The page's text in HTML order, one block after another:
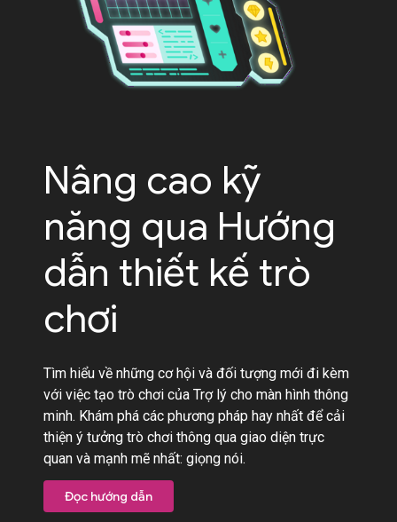
Nâng cao kỹ
năng qua Hướng
dẫn thiết kế trò
chơi
Tìm hiểu về những cơ hội và đối tượng mới đi kèm
với việc tạo trò chơi của Trợ lý cho màn hình thông
minh. Khám phá các phương pháp hay nhất để cải
thiện ý tưởng trò chơi thông qua giao diện trực
quan và mạnh mẽ nhất: giọng nói.
Đọc hướng dẫn